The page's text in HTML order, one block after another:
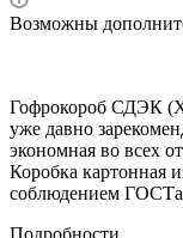
Возможны
Гофрокороб СДЭК
уже давно
экономная во всех
Коробка картонная
соблюдением
Подробности